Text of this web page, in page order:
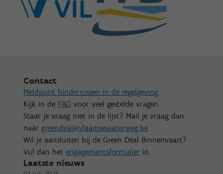
Contact
Meldpunt hindernissen in de regelgeving.
Kijk in de FAQ voor veel gestelde vragen.
Staat je vraag niet in de lijst? Mail je vraag dan
naar greendeal@vlaamsewaterweg.be.
Wil je aansluiten bij de Green Deal Binnenvaart?
Vul dan hetengagementsformulier in.
Laatste nieuws